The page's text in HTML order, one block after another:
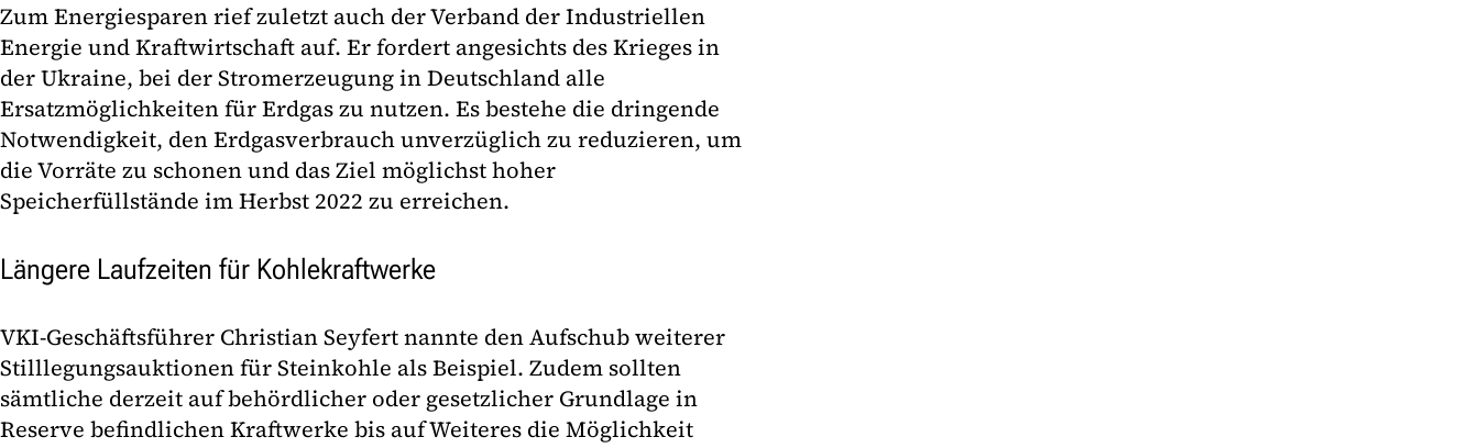
Zum Energiesparen rief zuletzt auch der Verband der Industriellen
Energie und Kraftwirtschaft auf. Er fordert angesichts des Krieges in
der Ukraine, bei der Stromerzeugung in Deutschland alle
Ersatzmöglichkeiten für Erdgas zu nutzen. Es bestehe die dringende
Notwendigkeit, den Erdgasverbrauch unverzüglich zu reduzieren, um
die Vorräte zu schonen und das Ziel möglichst hoher
Speicherfüllstände im Herbst 2022 zu erreichen.
Längere Laufzeiten für Kohlekraftwerke
VKI-Geschäftsführer Christian Seyfert nannte den Aufschub weiterer
Stilllegungsauktionen für Steinkohle als Beispiel. Zudem sollten
sämtliche derzeit auf behördlicher oder gesetzlicher Grundlage in
Reserve befindlichen Kraftwerke bis auf Weiteres die Möglichkeit